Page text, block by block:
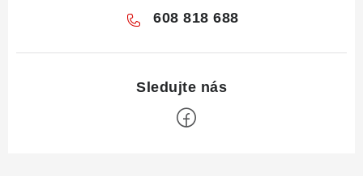
608 818 688